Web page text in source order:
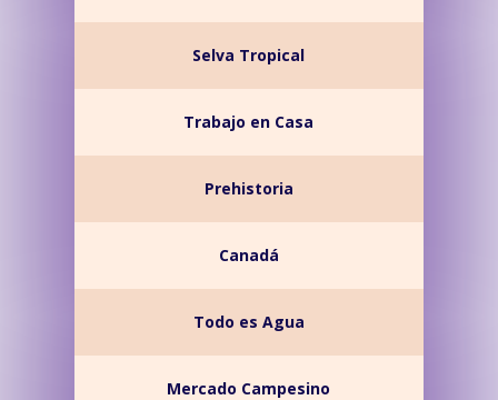
Selva Tropical
Trabajo en Casa
Prehistoria
Canadá
Todo es Agua
Mercado Campesino